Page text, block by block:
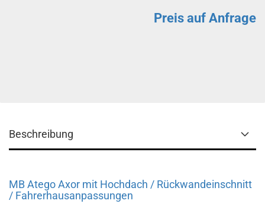
Preis auf Anfrage
Beschreibung
MB Atego Axor mit Hochdach / Rückwandeinschnitt
/ Fahrerhausanpassungen